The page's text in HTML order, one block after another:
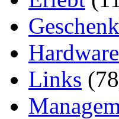
Hardware
Links